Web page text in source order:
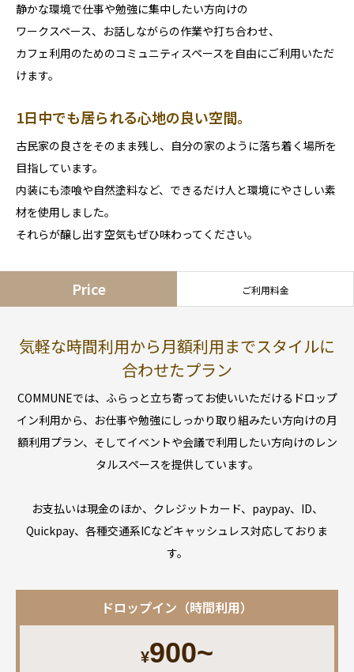
静かな環境で仕事や勉強に集中したい方向けの
ワークスペース、お話しながらの作業や打ち合わせ、
カフェ利用のためのコミュニティスペースを自由にご利用いただ
けます。
1日中でも居られる心地の良い空間。
古民家の良さをそのまま残し、自分の家のように落ち着く場所を
目指しています。
内装にも漆喰や自然塗料など、できるだけ人と環境にやさしい素
材を使用しました。
それらが醸し出す空気もぜひ味わってください。
Price ご利用料金
気軽な時間利用から月額利用までスタイルに
合わせたプラン
COMMUNEでは、ふらっと立ち寄ってお使いいただけるドロップ
イン利用から、お仕事や勉強にしっかり取り組みたい方向けの月
額利用プラン、そしてイベントや会議で利用したい方向けのレン
タルスペースを提供しています。
お支払いは現金のほか、クレジットカード、paypay、ID、
Quickpay、各種交通系ICなどキャッシュレス対応しておりま
す。
ドロップイン（時間利用）
¥900~